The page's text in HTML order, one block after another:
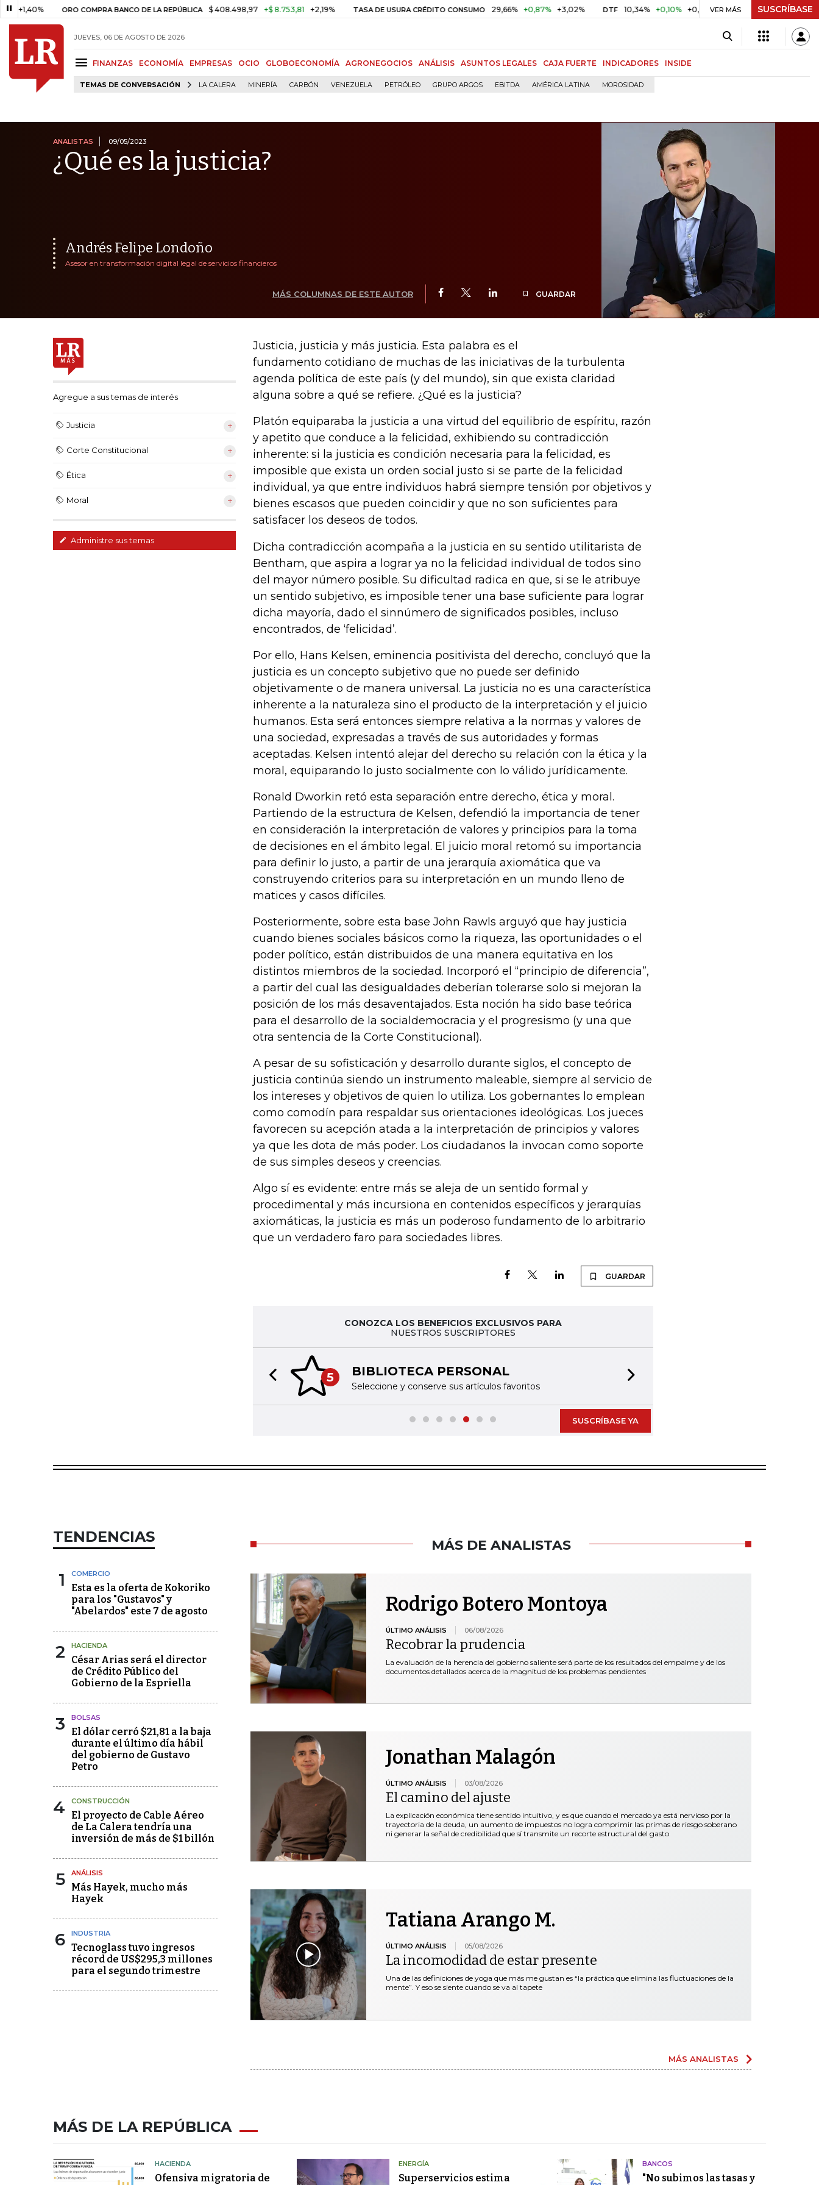
ORO COMPRA BANCO DE LA REPÚBLICA $ 408.498,97 +$ 8.753,81 +2,19% TASA DE USURA CRÉDITO CONSUMO 29,66% +0,87% +3,02% DTF 10,34% +0,10% +0,98% UVR $ 416,86 +$ 0,05 +0,01%
VER MÁS SUSCRÍBASE
JUEVES, 06 DE AGOSTO DE 2026
FINANZAS ECONOMÍA EMPRESAS OCIO GLOBOECONOMÍA AGRONEGOCIOS ANÁLISIS ASUNTOS LEGALES CAJA FUERTE INDICADORES INSIDE
TEMAS DE CONVERSACIÓN LA CALERA MINERÍA CARBÓN VENEZUELA PETRÓLEO GRUPO ARGOS EBITDA AMÉRICA LATINA MOROSIDAD
ANALISTAS 09/05/2023
¿Qué es la justicia?
Andrés Felipe Londoño
Asesor en transformación digital legal de servicios financieros
MÁS COLUMNAS DE ESTE AUTOR GUARDAR
Agregue a sus temas de interés
Justicia
Corte Constitucional
Ética
Moral
Administre sus temas
Justicia, justicia y más justicia. Esta palabra es el
fundamento cotidiano de muchas de las iniciativas de la turbulenta
agenda política de este país (y del mundo), sin que exista claridad
alguna sobre a qué se refiere. ¿Qué es la justicia?
Platón equiparaba la justicia a una virtud del equilibrio de espíritu, razón
y apetito que conduce a la felicidad, exhibiendo su contradicción
inherente: si la justicia es condición necesaria para la felicidad, es
imposible que exista un orden social justo si se parte de la felicidad
individual, ya que entre individuos habrá siempre tensión por objetivos y
bienes escasos que pueden coincidir y que no son suficientes para
satisfacer los deseos de todos.
Dicha contradicción acompaña a la justicia en su sentido utilitarista de
Bentham, que aspira a lograr ya no la felicidad individual de todos sino
del mayor número posible. Su dificultad radica en que, si se le atribuye
un sentido subjetivo, es imposible tener una base suficiente para lograr
dicha mayoría, dado el sinnúmero de significados posibles, incluso
encontrados, de ‘felicidad’.
Por ello, Hans Kelsen, eminencia positivista del derecho, concluyó que la
justicia es un concepto subjetivo que no puede ser definido
objetivamente o de manera universal. La justicia no es una característica
inherente a la naturaleza sino el producto de la interpretación y el juicio
humanos. Esta será entonces siempre relativa a la normas y valores de
una sociedad, expresadas a través de sus autoridades y formas
aceptadas. Kelsen intentó alejar del derecho su relación con la ética y la
moral, equiparando lo justo socialmente con lo válido jurídicamente.
Ronald Dworkin retó esta separación entre derecho, ética y moral.
Partiendo de la estructura de Kelsen, defendió la importancia de tener
en consideración la interpretación de valores y principios para la toma
de decisiones en el ámbito legal. El juicio moral retomó su importancia
para definir lo justo, a partir de una jerarquía axiomática que va
construyendo criterios para su interpretación en un mundo lleno de
matices y casos difíciles.
Posteriormente, sobre esta base John Rawls arguyó que hay justicia
cuando bienes sociales básicos como la riqueza, las oportunidades o el
poder político, están distribuidos de una manera equitativa en los
distintos miembros de la sociedad. Incorporó el “principio de diferencia”,
a partir del cual las desigualdades deberían tolerarse solo si mejoran la
posición de los más desaventajados. Esta noción ha sido base teórica
para el desarrollo de la socialdemocracia y el progresismo (y una que
otra sentencia de la Corte Constitucional).
A pesar de su sofisticación y desarrollo durante siglos, el concepto de
justicia continúa siendo un instrumento maleable, siempre al servicio de
los intereses y objetivos de quien lo utiliza. Los gobernantes lo emplean
como comodín para respaldar sus orientaciones ideológicas. Los jueces
favorecen su acepción atada a la interpretación de principios y valores
ya que les dota de más poder. Los ciudadanos la invocan como soporte
de sus simples deseos y creencias.
Algo sí es evidente: entre más se aleja de un sentido formal y
procedimental y más incursiona en contenidos específicos y jerarquías
axiomáticas, la justicia es más un poderoso fundamento de lo arbitrario
que un verdadero faro para sociedades libres.
GUARDAR
CONOZCA LOS BENEFICIOS EXCLUSIVOS PARA
NUESTROS SUSCRIPTORES
5 BIBLIOTECA PERSONAL
Seleccione y conserve sus artículos favoritos
Previous slide
SUSCRÍBASE YA
TENDENCIAS
1 COMERCIO
Esta es la oferta de Kokoriko
para los "Gustavos" y
"Abelardos" este 7 de agosto
2 HACIENDA
César Arias será el director
de Crédito Público del
Gobierno de la Espriella
3 BOLSAS
El dólar cerró $21,81 a la baja
durante el último día hábil
del gobierno de Gustavo
Petro
4 CONSTRUCCIÓN
El proyecto de Cable Aéreo
de La Calera tendría una
inversión de más de $1 billón
5 ANÁLISIS
Más Hayek, mucho más
Hayek
6 INDUSTRIA
Tecnoglass tuvo ingresos
récord de US$295,3 millones
para el segundo trimestre
MÁS DE ANALISTAS
Rodrigo Botero Montoya
ÚLTIMO ANÁLISIS 06/08/2026
Recobrar la prudencia
La evaluación de la herencia del gobierno saliente será parte de los resultados del empalme y de los
documentos detallados acerca de la magnitud de los problemas pendientes
Jonathan Malagón
ÚLTIMO ANÁLISIS 03/08/2026
El camino del ajuste
La explicación económica tiene sentido intuitivo, y es que cuando el mercado ya está nervioso por la
trayectoria de la deuda, un aumento de impuestos no logra comprimir las primas de riesgo soberano
ni generar la señal de credibilidad que sí transmite un recorte estructural del gasto
Tatiana Arango M.
ÚLTIMO ANÁLISIS 05/08/2026
La incomodidad de estar presente
Una de las definiciones de yoga que más me gustan es “la práctica que elimina las fluctuaciones de la
mente”. Y eso se siente cuando se va al tapete
MÁS ANALISTAS
MÁS DE LA REPÚBLICA
HACIENDA
Ofensiva migratoria de
ENERGÍA
Superservicios estima
BANCOS
"No subimos las tasas y